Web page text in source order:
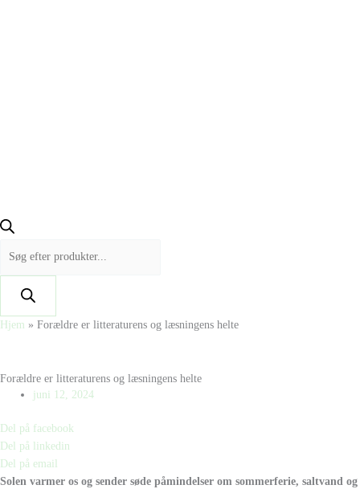
Hjem » Forældre er litteraturens og læsningens helte
Forældre er litteraturens og læsningens helte
juni 12, 2024
Del på facebook
Del på linkedin
Del på email
Solen varmer os og sender søde påmindelser om sommerferie, saltvand og